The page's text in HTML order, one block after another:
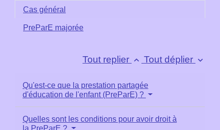
Cas général
PreParE majorée
Tout replier keyboard_arrow_up Tout déplier keyboard_arrow_down
Qu'est-ce que la prestation partagée
d'éducation de l'enfant (PreParE) ?
Quelles sont les conditions pour avoir droit à